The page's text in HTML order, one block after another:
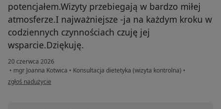
potencjałem.Wizyty przebiegają w bardzo miłej
atmosferze.I najważniejsze -ja na każdym kroku w
codziennych czynnościach czuję jej
wsparcie.Dziękuję.
20 czerwca 2026
• mgr Joanna Kotwica • Konsultacja dietetyka (wizyta kontrolna) •
w opinii użytkownika O.S
zgłoś nadużycie